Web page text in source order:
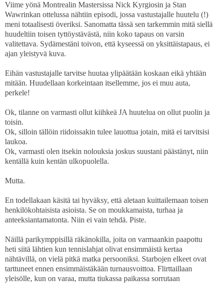
Viime yönä Montrealin Mastersissa Nick Kyrgiosin ja Stan
Wawrinkan ottelussa nähtiin episodi, jossa vastustajalle huutelu (!)
meni totaalisesti överiksi. Sanomatta tässä sen tarkemmin mitä siellä
huudeltiin toisen tyttöystävästä, niin koko tapaus on varsin
valitettava. Sydämestäni toivon, että kyseessä on yksittäistapaus, ei
ajan yleistyvä kuva.
Eihän vastustajalle tarvitse huutaa ylipäätään koskaan eikä yhtään
mitään. Huudellaan korkeintaan itsellemme, jos ei muu auta,
perkele!
Ok, tilanne on varmasti ollut kiihkeä JA huutelua on ollut puolin ja
toisin.
Ok, silloin tällöin riidoissakin tulee lauottua jotain, mitä ei tarvitsisi
laukoa.
Ok, varmasti olen itsekin nolouksia joskus suustani päästänyt, niin
kentällä kuin kentän ulkopuolella.
Mutta.
En todellakaan käsitä tai hyväksy, että aletaan kuittailemaan toisen
henkilökohtaisista asioista. Se on moukkamaista, turhaa ja
anteeksiantamatonta. Niin ei vain tehdä. Piste.
Näillä parikymppisillä räkänokilla, joita on varmaankin paapottu
heti siitä lähtien kun tennislahjat olivat ensimmäistä kertaa
nähtävillä, on vielä pitkä matka persooniksi. Starbojen elkeet ovat
tarttuneet ennen ensimmäistäkään turnausvoittoa. Flirttaillaan
yleisölle, kun on varaa, mutta tiukassa paikassa sorrutaan